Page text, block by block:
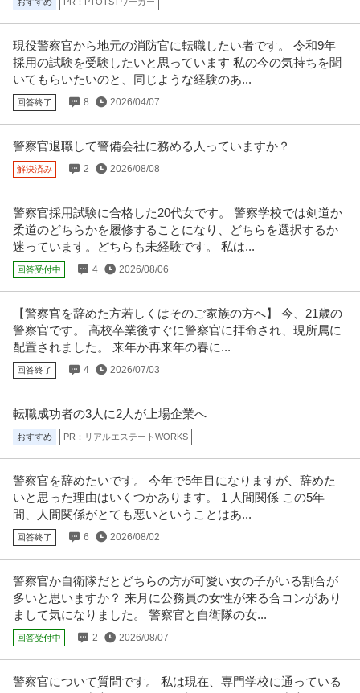
現役警察官から地元の消防官に転職したい者です。 令和9年
採用の試験を受験したいと思っています 私の今の気持ちを聞
いてもらいたいのと、同じような経験のあ...
回答終了 8 2026/04/07
警察官退職して警備会社に務める人っていますか？
解決済み 2 2026/08/08
警察官採用試験に合格した20代女です。 警察学校では剣道か
柔道のどちらかを履修することになり、どちらを選択するか
迷っています。どちらも未経験です。 私は...
回答受付中 4 2026/08/06
【警察官を辞めた方若しくはそのご家族の方へ】 今、21歳の
警察官です。 高校卒業後すぐに警察官に拝命され、現所属に
配置されました。 来年か再来年の春に...
回答終了 4 2026/07/03
転職成功者の3人に2人が上場企業へ
おすすめ PR：リアルエステートWORKS
警察官を辞めたいです。 今年で5年目になりますが、辞めた
いと思った理由はいくつかあります。 1 人間関係 この5年
間、人間関係がとても悪いということはあ...
回答終了 6 2026/08/02
警察官か自衛隊だとどちらの方が可愛い女の子がいる割合が
多いと思いますか？ 来月に公務員の女性が来る合コンがあり
まして気になりました。 警察官と自衛隊の女...
回答受付中 2 2026/08/07
警察官について質問です。 私は現在、専門学校に通っている